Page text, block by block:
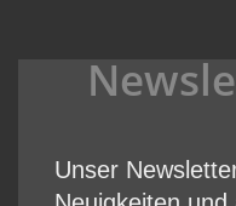
Unser